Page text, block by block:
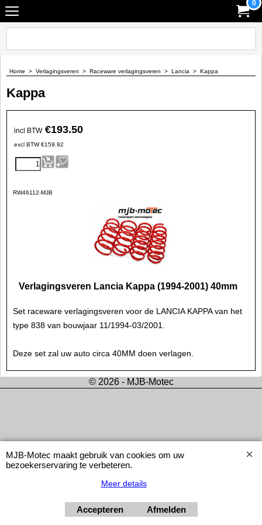
0
Home > Verlagingsveren > Raceware verlagingsveren > Lancia > Kappa
Kappa
incl BTW €193.50
excl BTW €159.92
RW46112-MJB
Verlagingsveren Lancia Kappa (1994-2001) 40mm
Set raceware verlagingsveren voor de LANCIA KAPPA van het
type 838 van bouwjaar 11/1994-03/2001.
Deze set zal uw auto circa 40MM doen verlagen.
© 2026 - MJB-Motec
MJB-Motec maakt gebruik van cookies om uw
bezoekerservaring te verbeteren.
Meer details
Accepteren Afmelden